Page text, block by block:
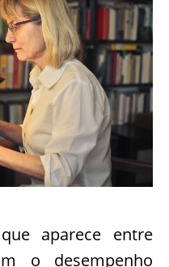
aparece entre
o desempenho